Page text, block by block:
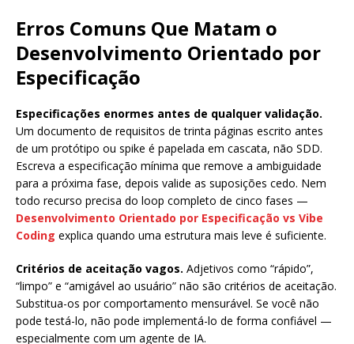
Erros Comuns Que Matam o
Desenvolvimento Orientado por
Especificação
Especificações enormes antes de qualquer validação.
Um documento de requisitos de trinta páginas escrito antes
de um protótipo ou spike é papelada em cascata, não SDD.
Escreva a especificação mínima que remove a ambiguidade
para a próxima fase, depois valide as suposições cedo. Nem
todo recurso precisa do loop completo de cinco fases —
Desenvolvimento Orientado por Especificação vs Vibe
Coding explica quando uma estrutura mais leve é suficiente.
Critérios de aceitação vagos. Adjetivos como “rápido”,
“limpo” e “amigável ao usuário” não são critérios de aceitação.
Substitua-os por comportamento mensurável. Se você não
pode testá-lo, não pode implementá-lo de forma confiável —
especialmente com um agente de IA.